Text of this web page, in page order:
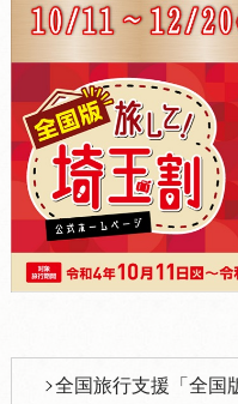
全国旅行支援「全